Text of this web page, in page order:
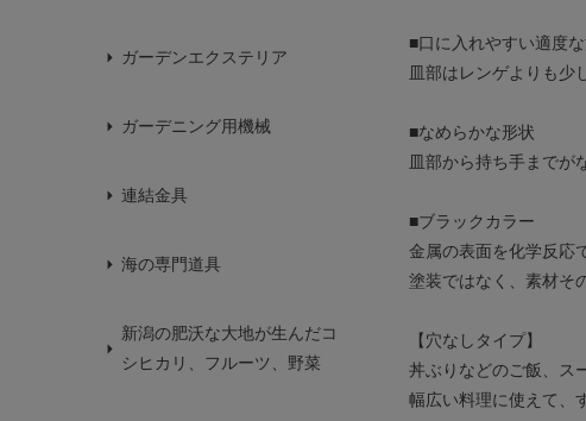
ガーデンエクステリア
ガーデニング用機械
連結金具
海の専門道具
新潟の肥沃な大地が生んだコ
シヒカリ、フルーツ、野菜
■口に入れやすい適度な
皿部はレンゲよりも少
■なめらかな形状
皿部から持ち手までが
■ブラックカラー
金属の表面を化学反応
塗装ではなく、素材そ
【穴なしタイプ】
丼ぶりなどのご飯、ス
幅広い料理に使えて、